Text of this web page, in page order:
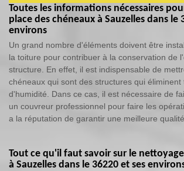
Toutes les informations nécessaires
place des chéneaux à Sauzelles dans le
environs
Un grand nombre d'éléments doivent être
la toiture pour contribuer à la conservation de
structure. En effet, il est indispensable de
chéneaux qui sont des structures qui éliminent
d'humidité. Dans ce cas, il est nécessaire de
un couvreur professionnel pour faire les
a la réputation de garantir une meilleure
Tout ce qu'il faut savoir sur le
à Sauzelles dans le 36220 et ses